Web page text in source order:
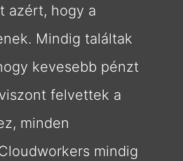
azért, hogy a
Mindig találtak
kevesebb pénzt
felvettek a
minden
mindig